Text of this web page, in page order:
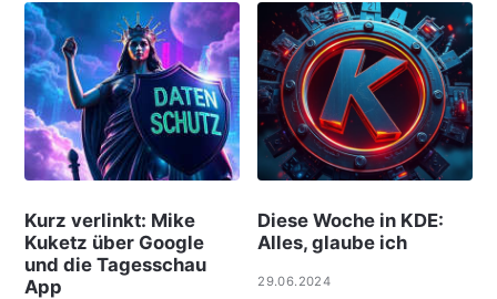
Kurz verlinkt: Mike
Kuketz über Google
und die Tagesschau
App
Diese Woche in KDE:
Alles, glaube ich
29.06.2024